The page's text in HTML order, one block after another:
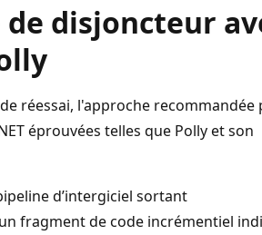
disjoncteur
réessai, l'approche recommandée
éprouvées telles que Polly et son
d’intergiciel sortant
fragment de code incrémentiel